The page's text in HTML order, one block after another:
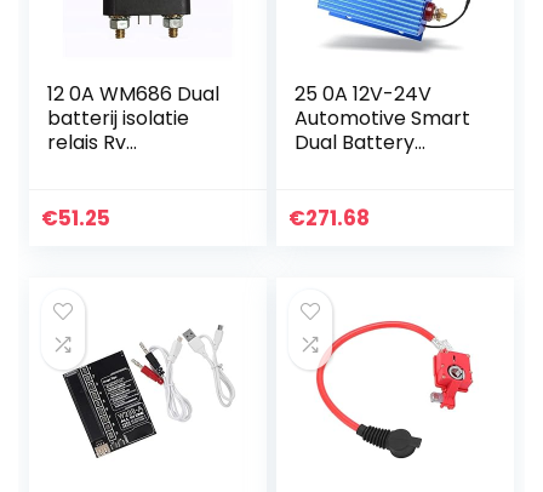
12 0A WM686 Dual
batterij isolatie
relais Rv
Power Saving RL /
€51.25
25 0A 12V-24V
Automotive Smart
Dual Battery
Protector Rv
€271.68